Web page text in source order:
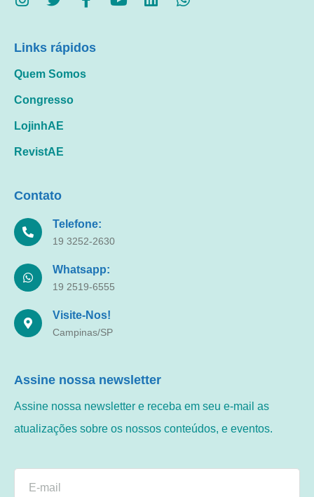
Links rápidos
Quem Somos
Congresso
LojinhAE
RevistAE
Contato
Telefone:
19 3252-2630
Whatsapp:
19 2519-6555
Visite-Nos!
Campinas/SP
Assine nossa newsletter
Assine nossa newsletter e receba em seu e-mail as
atualizações sobre os nossos conteúdos, e eventos.